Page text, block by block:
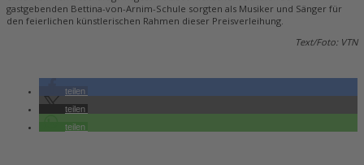
gastgebenden Bettina-von-Arnim-Schule sorgten als Musiker und Sänger für
den feierlichen künstlerischen Rahmen dieser Preisverleihung.
Text/Foto: VTN
teilen
teilen
teilen